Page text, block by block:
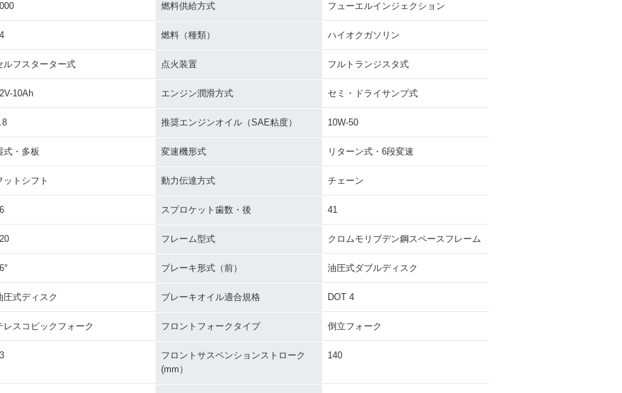
燃料供給方式 フューエルインジェクション
燃料（種類） ハイオクガソリン
ルフスターター式 点火装置 フルトランジスタ式
10Ah エンジン潤滑方式 セミ・ドライサンプ式
推奨エンジンオイル（SAE粘度） 10W-50
式・多板 変速機形式 リターン式・6段変速
ットシフト 動力伝達方式 チェーン
スプロケット歯数・後 41
フレーム型式 クロムモリブデン鋼スペースフレーム
ブレーキ形式（前） 油圧式ダブルディスク
圧式ディスク ブレーキオイル適合規格 DOT 4
レスコピックフォーク フロントフォークタイプ 倒立フォーク
フロントサスペンションストローク
(mm）
140